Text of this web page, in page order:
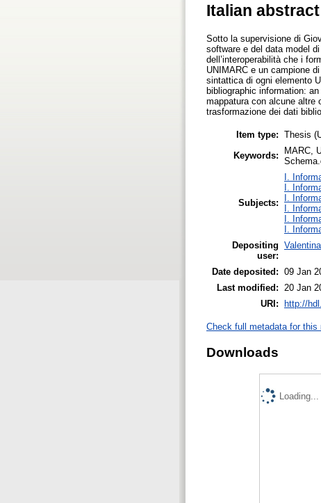
Italian abstract
Sotto la supervisione di
software e del data model
dell’interoperabilità che i
UNIMARC e un campione
sintattica di ogni elemento
bibliographic information:
mappatura con alcune altre
trasformazione dei dati
Item type: Thesis
Keywords:
MARC,
Subjects:
I.
I.
I.
I.
I.
I.
Depositing
user:
Date deposited: 09 Jan
Last modified:
20 Jan
URI:
http://
Check full metadata for this
Downloads
Loading...